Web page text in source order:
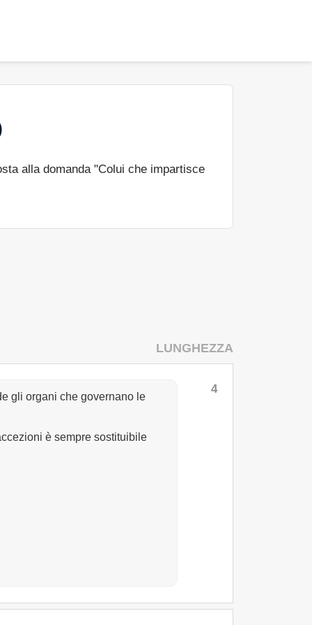
alla domanda "Colui che impartisce
LUNGHEZZA
gli organi che governano le
è sempre sostituibile
4